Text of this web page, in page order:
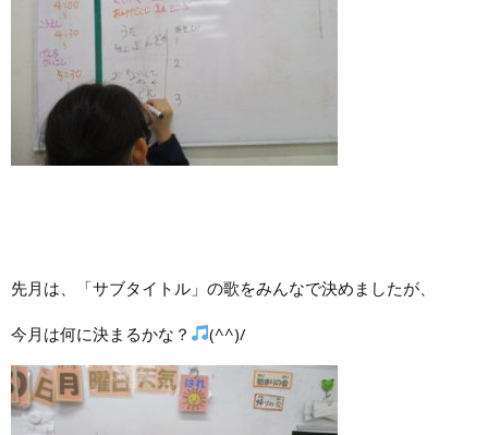
先月は、「サブタイトル」の歌をみんなで決めましたが、
今月は何に決まるかな？ (^^)/